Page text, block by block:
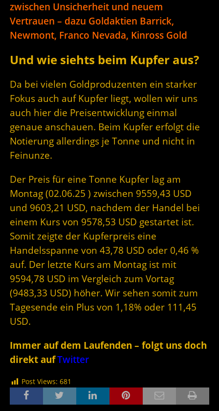
zwischen Unsicherheit und neuem
Vertrauen – dazu Goldaktien Barrick,
Newmont, Franco Nevada, Kinross Gold
Und wie siehts beim Kupfer aus?
Da bei vielen Goldproduzenten ein starker
Fokus auch auf Kupfer liegt, wollen wir uns
auch hier die Preisentwicklung einmal
genaue anschauen. Beim Kupfer erfolgt die
Notierung allerdings je Tonne und nicht in
Feinunze.
Der Preis für eine Tonne Kupfer lag am
Montag (02.06.25 ) zwischen 9559,43 USD
und 9603,21 USD, nachdem der Handel bei
einem Kurs von 9578,53 USD gestartet ist.
Somit zeigte der Kupferpreis eine
Handelsspanne von 43,78 USD oder 0,46 %
auf. Der letzte Kurs am Montag ist mit
9594,78 USD im Vergleich zum Vortag
(9483,33 USD) höher. Wir sehen somit zum
Tagesende ein Plus von 1,18% oder 111,45
USD.
Immer auf dem Laufenden – folgt uns doch
direkt aufTwitter
Post Views: 681